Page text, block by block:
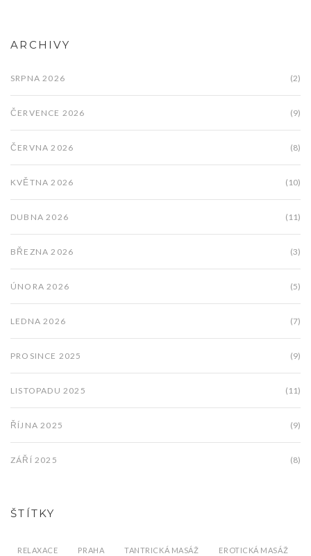
ARCHIVY
SRPNA 2026 (2)
ČERVENCE 2026 (9)
ČERVNA 2026 (8)
KVĚTNA 2026 (10)
DUBNA 2026 (11)
BŘEZNA 2026 (3)
ÚNORA 2026 (5)
LEDNA 2026 (7)
PROSINCE 2025 (9)
LISTOPADU 2025 (11)
ŘÍJNA 2025 (9)
ZÁŘÍ 2025 (8)
ŠTÍTKY
RELAXACE PRAHA TANTRICKÁ MASÁŽ EROTICKÁ MASÁŽ